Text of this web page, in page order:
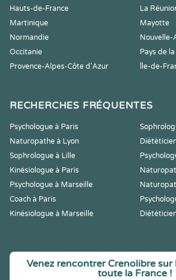
Hauts-de-France
La
Martinique
Mayotte
Normandie
Nouvelle-
Occitanie
Pays de
Provence-Alpes-Côte d'Azur
Île-de-
RECHERCHES FRÉQUENTES
Psychologue à Paris
Naturopathe à Lyon
Sophrologue à Lille
Kinésiologue à Paris
Psychologue à Marseille
Coach à Paris
Kinésiologue à Marseille
Venez rencontrer Crenolibre sur
toute la France !